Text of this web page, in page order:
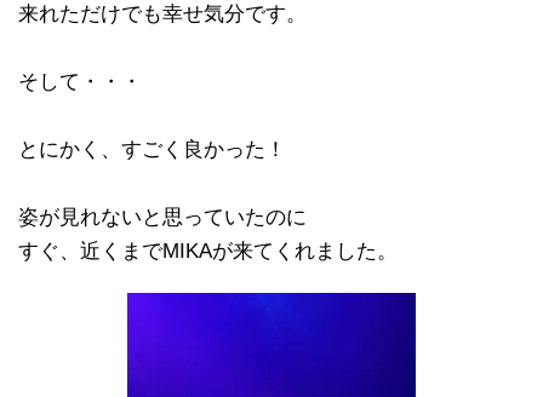
来れただけでも幸せ気分です。
そして・・・
とにかく、すごく良かった！
姿が見れないと思っていたのに
すぐ、近くまでMIKAが来てくれました。